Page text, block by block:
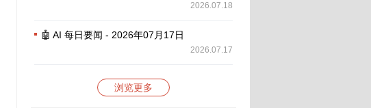
2026.07.18
🤖 AI 每日要闻 - 2026年07月17日
2026.07.17
浏览更多